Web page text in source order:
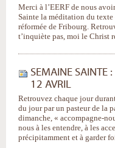
Merci à l’EERF de nous
Sainte la méditation du texte
réformée de Fribourg.
t’inquiète pas, moi le Christ
SEMAINE SAINTE
12 AVRIL
Retrouvez chaque jour
du jour par un pasteur de la
dimanche, « accompagne-
nous à les entendre, à les
précipitamment et à garder